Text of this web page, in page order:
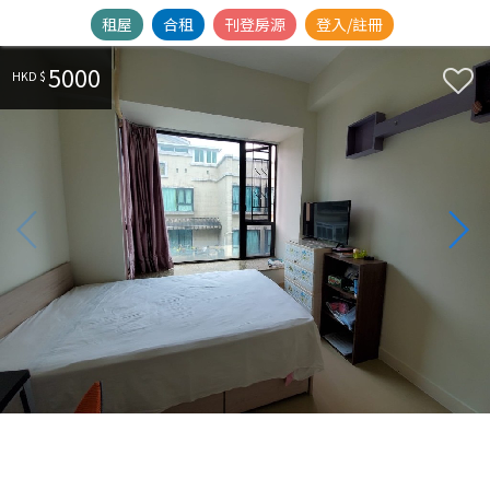
租屋 合租 刊登房源 登入/註冊
HKD $ 5000